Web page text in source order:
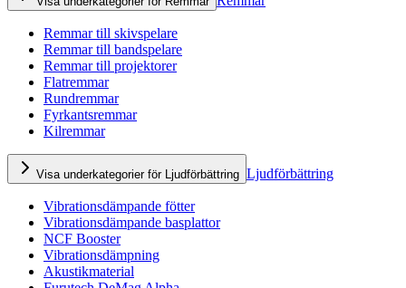
Remmar till skivspelare
Remmar till bandspelare
Remmar till projektorer
Flatremmar
Rundremmar
Fyrkantsremmar
Kilremmar
Visa underkategorier för Ljudförbättring Ljudförbättring
Vibrationsdämpande fötter
Vibrationsdämpande basplattor
NCF Booster
Vibrationsdämpning
Akustikmaterial